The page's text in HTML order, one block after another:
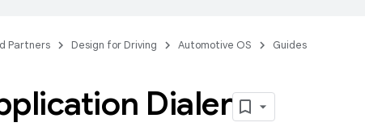
Partners Design for Driving Automotive OS Guides
Dialer